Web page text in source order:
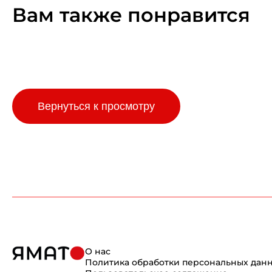
Вам также понравится
Вернуться к просмотру
О нас
Политика обработки персональных